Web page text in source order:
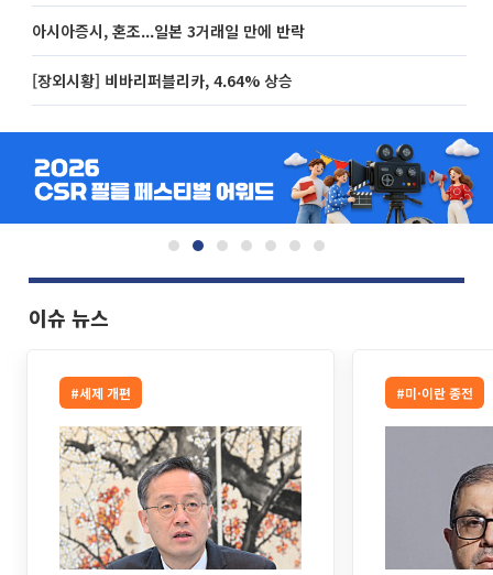
아시아증시, 혼조...일본 3거래일 만에 반락
[장외시황] 비바리퍼블리카, 4.64% 상승
이슈 뉴스
#세제 개편 #미·이란 종전